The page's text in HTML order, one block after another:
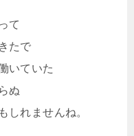
て
たで
いていた
ぬ
しれませんね。